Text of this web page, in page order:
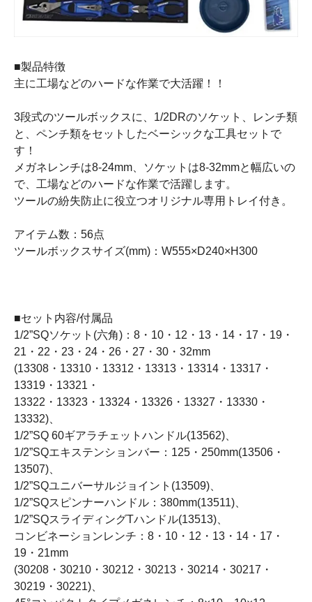
■製品特徴
主に工場などのハードな作業で大活躍！！
3段式のツールボックスに、1/2DRのソケット、レンチ類
と、ペンチ類をセットしたベーシックな工具セットで
す！
メガネレンチは8-24mm、ソケットは8-32mmと幅広いの
で、工場などのハードな作業で活躍します。
ツールの紛失防止に役立つオリジナル専用トレイ付き。
アイテム数：56点
ツールボックスサイズ(mm)：W555×D240×H300
■セット内容/付属品
1/2”SQソケット(六角)：8・10・12・13・14・17・19・
21・22・23・24・26・27・30・32mm
(13308・13310・13312・13313・13314・13317・
13319・13321・
13322・13323・13324・13326・13327・13330・
13332)、
1/2”SQ 60ギアラチェットハンドル(13562)、
1/2”SQエキステンションバー：125・250mm(13506・
13507)、
1/2”SQユニバーサルジョイント(13509)、
1/2”SQスピンナーハンドル：380mm(13511)、
1/2”SQスライディングTハンドル(13513)、
コンビネーションレンチ：8・10・12・13・14・17・
19・21mm
(30208・30210・30212・30213・30214・30217・
30219・30221)、